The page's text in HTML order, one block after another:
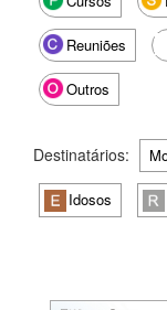
Reuniões
Outros
Destinatários:
Idosos